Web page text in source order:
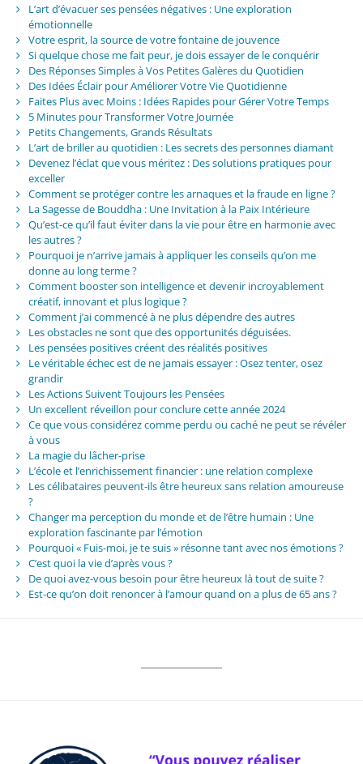
L’art d’évacuer ses pensées négatives : Une exploration
émotionnelle
Votre esprit, la source de votre fontaine de jouvence
Si quelque chose me fait peur, je dois essayer de le conquérir
Des Réponses Simples à Vos Petites Galères du Quotidien
Des Idées Éclair pour Améliorer Votre Vie Quotidienne
Faites Plus avec Moins : Idées Rapides pour Gérer Votre Temps
5 Minutes pour Transformer Votre Journée
Petits Changements, Grands Résultats
L’art de briller au quotidien : Les secrets des personnes diamant
Devenez l’éclat que vous méritez : Des solutions pratiques pour
exceller
Comment se protéger contre les arnaques et la fraude en ligne ?
La Sagesse de Bouddha : Une Invitation à la Paix Intérieure
Qu’est-ce qu’il faut éviter dans la vie pour être en harmonie avec
les autres ?
Pourquoi je n’arrive jamais à appliquer les conseils qu’on me
donne au long terme ?
Comment booster son intelligence et devenir incroyablement
créatif, innovant et plus logique ?
Comment j’ai commencé à ne plus dépendre des autres
Les obstacles ne sont que des opportunités déguisées.
Les pensées positives créent des réalités positives
Le véritable échec est de ne jamais essayer : Osez tenter, osez
grandir
Les Actions Suivent Toujours les Pensées
Un excellent réveillon pour conclure cette année 2024
Ce que vous considérez comme perdu ou caché ne peut se révéler
à vous
La magie du lâcher-prise
L’école et l’enrichissement financier : une relation complexe
Les célibataires peuvent-ils être heureux sans relation amoureuse
?
Changer ma perception du monde et de l’être humain : Une
exploration fascinante par l’émotion
Pourquoi « Fuis-moi, je te suis » résonne tant avec nos émotions ?
C’est quoi la vie d’après vous ?
De quoi avez-vous besoin pour être heureux là tout de suite ?
Est-ce qu’on doit renoncer à l’amour quand on a plus de 65 ans ?